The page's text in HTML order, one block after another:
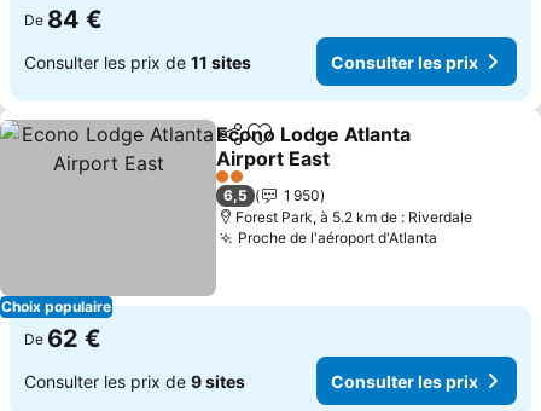
De 84 €
Consulter les prix de 11 sites Consulter les prix
Choix populaire
PartagerAjouter à mes favoris
Econo Lodge Atlanta
Airport East
2 Étoiles
6,5
1 950
Forest Park, à 5.2 km de : Riverdale
Proche de l'aéroport d'Atlanta
De 62 €
Consulter les prix de 9 sites Consulter les prix